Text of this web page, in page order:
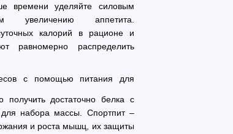
времени уделяйте силовым
увеличению аппетита.
калорий в рационе и
равномерно распределить
с помощью питания для
получить достаточно белка с
для набора массы. Спортпит –
и роста мышц, их защиты